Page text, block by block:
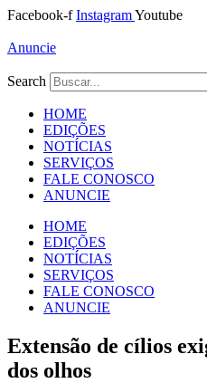
Ir
o
Facebook-f InstagramYoutube
Anuncie
Search
HOME
EDIÇÕES
NOTÍCIAS
SERVIÇOS
FALE CONOSCO
ANUNCIE
HOME
EDIÇÕES
NOTÍCIAS
SERVIÇOS
FALE CONOSCO
ANUNCIE
Extensão de cílios
dos olhos